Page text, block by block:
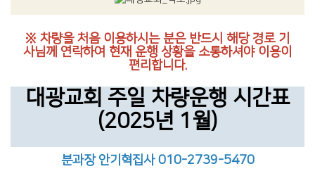
※ 차량을 처음 이용하시는 분은 반드시 해당 경로 기
사님께 연락하여 현재 운행 상황을 소통하셔야 이용이
편리합니다.
대광교회 주일 차량운행 시간표
(2025년 1월)
분과장 안기혁집사 010-2739-5470